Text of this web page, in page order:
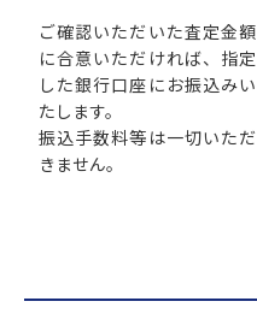
ご確認いただいた査定金額
に合意いただければ、指定
した銀行口座にお振込みい
たします。
振込手数料等は一切いただ
きません。